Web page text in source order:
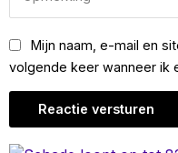
Mijn naam, e-mail en
volgende keer wanneer ik